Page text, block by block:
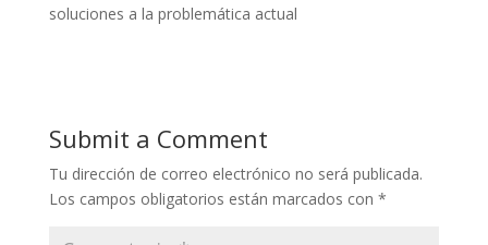
soluciones a la problemática actual
Submit a Comment
Tu dirección de correo electrónico no será publicada.
Los campos obligatorios están marcados con *